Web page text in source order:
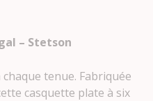
– Stetson
tenue. Fabriquée
casquette plate à six